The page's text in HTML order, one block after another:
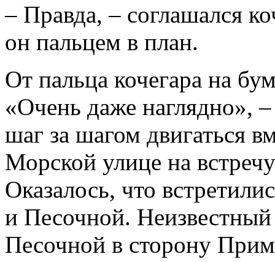
– Правда, – соглашался
он пальцем в план.
От пальца кочегара на
«Очень даже наглядно»,
шаг за шагом двигаться
Морской улице на
Оказалось, что
и Песочной.
Песочной в сторону